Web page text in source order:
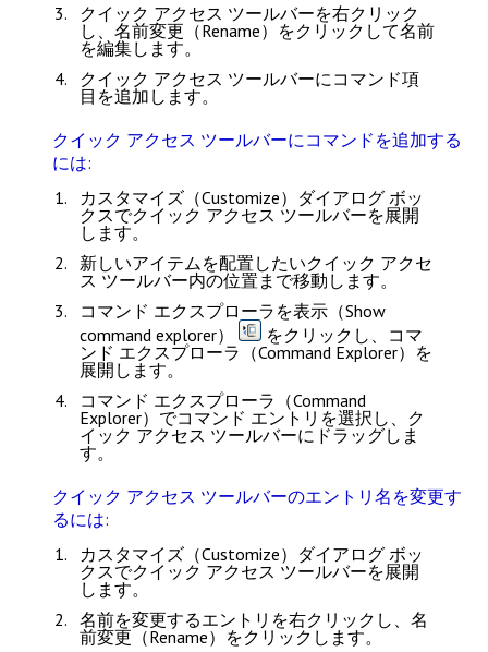
クイック アクセス ツールバーを右クリック
し、名前変更（Rename） をクリックして名前
を編集します。
クイック アクセス ツールバーにコマンド項
目を追加します。
クイック アクセス ツールバーにコマンドを追加する
には:
カスタマイズ（Customize） ダイアログ ボッ
クスでクイック アクセス ツールバーを展開
します。
新しいアイテムを配置したいクイック アクセ
ス ツールバー内の位置まで移動します。
コマンド エクスプローラを表示（Show
command explorer）
をクリックし、 コマ
ンド エクスプローラ（Command Explorer） を
展開します。
コマンド エクスプローラ（Command
Explorer） でコマンド エントリを選択し、ク
イック アクセス ツールバーにドラッグしま
す。
クイック アクセス ツールバーのエントリ名を変更す
るには:
カスタマイズ（Customize） ダイアログ ボッ
クスでクイック アクセス ツールバーを展開
します。
名前を変更するエントリを右クリックし、名
前変更（Rename） をクリックします。